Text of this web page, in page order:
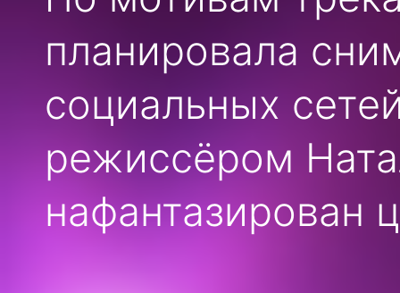
планировала
социальных
режиссёром
нафантазирован